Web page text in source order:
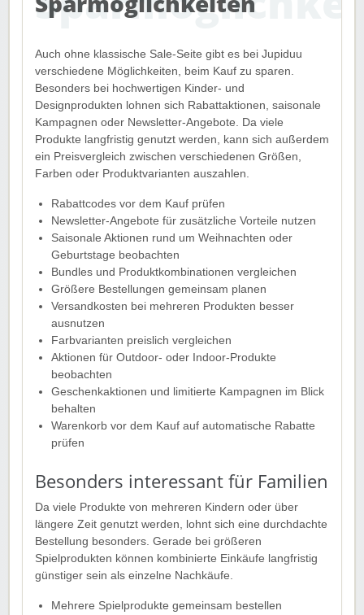
Auch ohne klassische Sale-Seite gibt es bei Jupiduu
verschiedene Möglichkeiten, beim Kauf zu sparen.
Besonders bei hochwertigen Kinder- und
Designprodukten lohnen sich Rabattaktionen, saisonale
Kampagnen oder Newsletter-Angebote. Da viele
Produkte langfristig genutzt werden, kann sich außerdem
ein Preisvergleich zwischen verschiedenen Größen,
Farben oder Produktvarianten auszahlen.
Rabattcodes vor dem Kauf prüfen
Newsletter-Angebote für zusätzliche Vorteile nutzen
Saisonale Aktionen rund um Weihnachten oder
Geburtstage beobachten
Bundles und Produktkombinationen vergleichen
Größere Bestellungen gemeinsam planen
Versandkosten bei mehreren Produkten besser
ausnutzen
Farbvarianten preislich vergleichen
Aktionen für Outdoor- oder Indoor-Produkte
beobachten
Geschenkaktionen und limitierte Kampagnen im Blick
behalten
Warenkorb vor dem Kauf auf automatische Rabatte
prüfen
Besonders interessant für Familien
Da viele Produkte von mehreren Kindern oder über
längere Zeit genutzt werden, lohnt sich eine durchdachte
Bestellung besonders. Gerade bei größeren
Spielprodukten können kombinierte Einkäufe langfristig
günstiger sein als einzelne Nachkäufe.
Mehrere Spielprodukte gemeinsam bestellen